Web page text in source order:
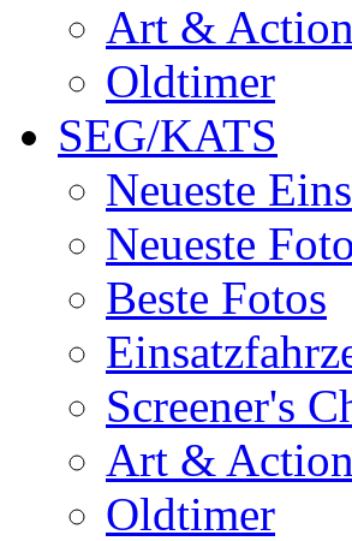
Art &
Oldtimer
SEG/KATS
Neueste
Neueste
Beste Fotos
Screener's
Art &
Oldtimer